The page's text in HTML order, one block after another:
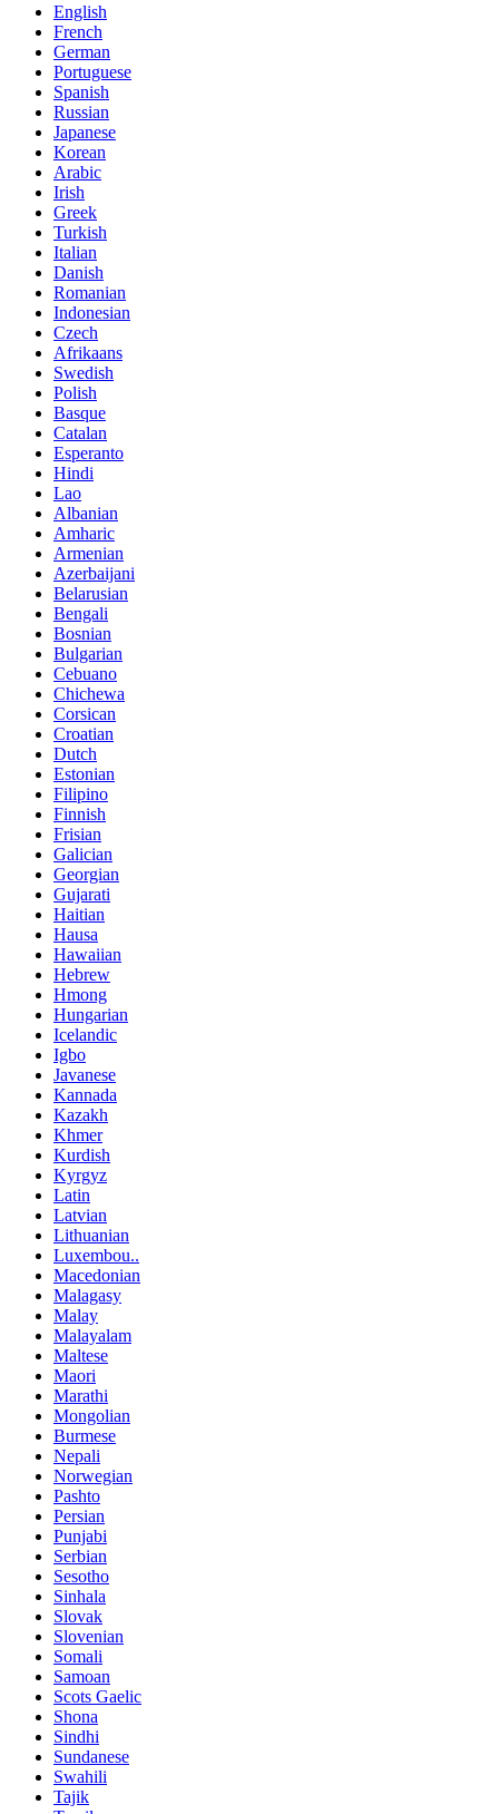
English
French
German
Portuguese
Spanish
Russian
Japanese
Korean
Arabic
Irish
Greek
Turkish
Italian
Danish
Romanian
Indonesian
Czech
Afrikaans
Swedish
Polish
Basque
Catalan
Esperanto
Hindi
Lao
Albanian
Amharic
Armenian
Azerbaijani
Belarusian
Bengali
Bosnian
Bulgarian
Cebuano
Chichewa
Corsican
Croatian
Dutch
Estonian
Filipino
Finnish
Frisian
Galician
Georgian
Gujarati
Haitian
Hausa
Hawaiian
Hebrew
Hmong
Hungarian
Icelandic
Igbo
Javanese
Kannada
Kazakh
Khmer
Kurdish
Kyrgyz
Latin
Latvian
Lithuanian
Luxembou..
Macedonian
Malagasy
Malay
Malayalam
Maltese
Maori
Marathi
Mongolian
Burmese
Nepali
Norwegian
Pashto
Persian
Punjabi
Serbian
Sesotho
Sinhala
Slovak
Slovenian
Somali
Samoan
Scots Gaelic
Shona
Sindhi
Sundanese
Swahili
Tajik